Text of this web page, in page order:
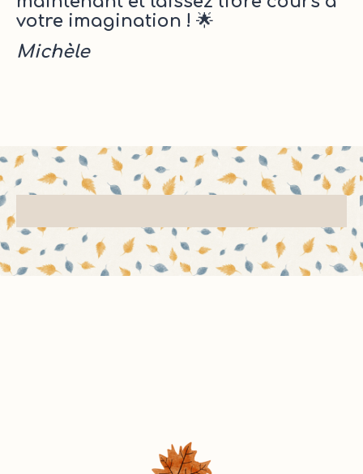
votre imagination ! 🌟
Michèle